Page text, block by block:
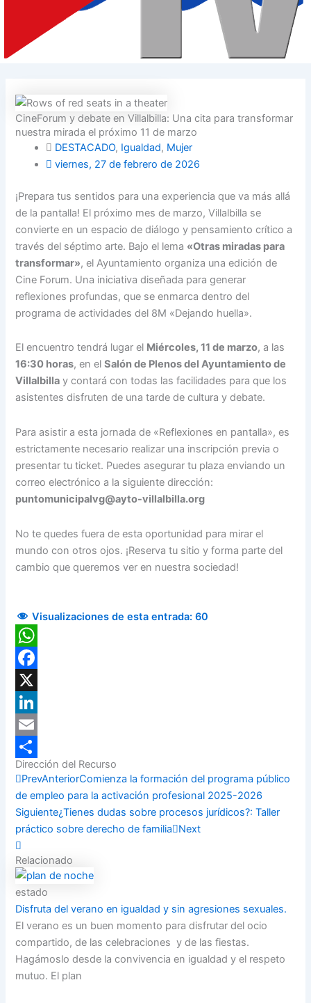
CineForum y debate en Villalbilla: Una cita para transformar
nuestra mirada el próximo 11 de marzo
DESTACADO, Igualdad, Mujer
viernes, 27 de febrero de 2026
¡Prepara tus sentidos para una experiencia que va más allá
de la pantalla! El próximo mes de marzo, Villalbilla se
convierte en un espacio de diálogo y pensamiento crítico a
través del séptimo arte. Bajo el lema «Otras miradas para
transformar», el Ayuntamiento organiza una edición de
Cine Forum. Una iniciativa diseñada para generar
reflexiones profundas, que se enmarca dentro del
programa de actividades del 8M «Dejando huella».
El encuentro tendrá lugar el Miércoles, 11 de marzo, a las
16:30 horas, en elSalón de Plenos del Ayuntamiento de
Villalbilla y contará con todas las facilidades para que los
asistentes disfruten de una tarde de cultura y debate.
Para asistir a esta jornada de «Reflexiones en pantalla», es
estrictamente necesario realizar una inscripción previa o
presentar tu ticket. Puedes asegurar tu plaza enviando un
correo electrónico a la siguiente dirección:
puntomunicipalvg@ayto-villalbilla.org
No te quedes fuera de esta oportunidad para mirar el
mundo con otros ojos. ¡Reserva tu sitio y forma parte del
cambio que queremos ver en nuestra sociedad!
Visualizaciones de esta entrada: 60
WhatsApp
Facebook
X
LinkedIn
Email
Compartir
Dirección del Recurso
PrevAnteriorComienza la formación del programa público
de empleo para la activación profesional 2025-2026
Siguiente¿Tienes dudas sobre procesos jurídicos?: Taller
práctico sobre derecho de familia
Next
Relacionado
estado
Disfruta del verano en igualdad y sin agresiones sexuales.
El verano es un buen momento para disfrutar del ocio
compartido, de las celebraciones y de las fiestas.
Hagámoslo desde la convivencia en igualdad y el respeto
mutuo. El plan